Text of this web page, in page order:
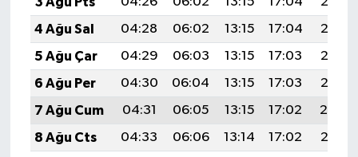
4 Ağu Sal
04:28 06:02 13:15 17:04
20:17
5 Ağu Çar
04:29 06:03 13:15 17:03
20:16
6 Ağu Per
04:30 06:04 13:15 17:03
20:15
7 Ağu Cum
04:31 06:05 13:15 17:02
20:14
8 Ağu Cts
04:33 06:06 13:14 17:02
20:13